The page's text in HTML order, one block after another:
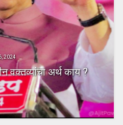
2024
वक्तव्यांचा अर्थ काय ?